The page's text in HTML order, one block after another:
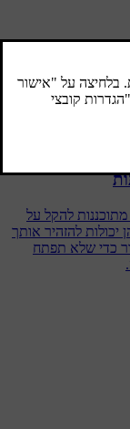
מסייע להגביר את
בשטחים
להקל על
יכולות להזהיר אותך
כדי שלא תפתח